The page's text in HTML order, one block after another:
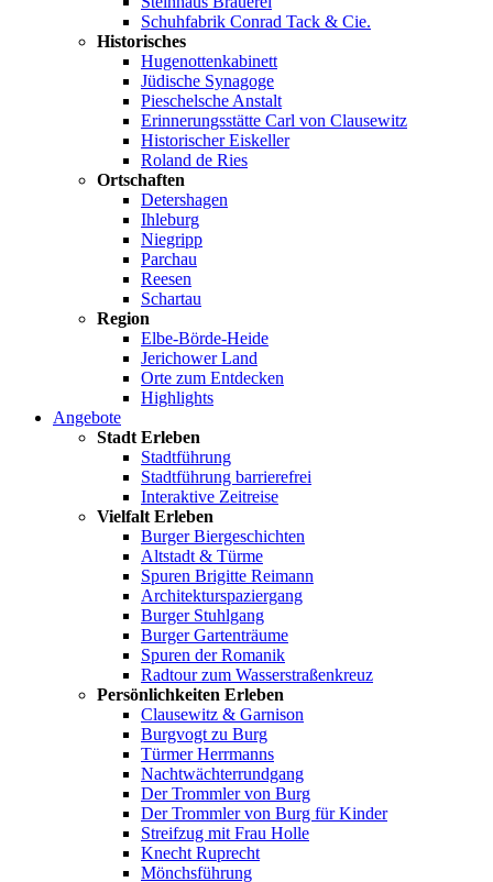
Schuhfabrik Conrad Tack & Cie.
Historisches
Hugenottenkabinett
Jüdische Synagoge
Pieschelsche Anstalt
Erinnerungsstätte Carl von Clausewitz
Historischer Eiskeller
Roland de Ries
Ortschaften
Detershagen
Ihleburg
Niegripp
Parchau
Reesen
Schartau
Region
Elbe-Börde-Heide
Jerichower Land
Orte zum Entdecken
Highlights
Angebote
Stadt Erleben
Stadtführung
Stadtführung barrierefrei
Interaktive Zeitreise
Vielfalt Erleben
Burger Biergeschichten
Altstadt & Türme
Spuren Brigitte Reimann
Architekturspaziergang
Burger Stuhlgang
Burger Gartenträume
Spuren der Romanik
Radtour zum Wasserstraßenkreuz
Persönlichkeiten Erleben
Clausewitz & Garnison
Burgvogt zu Burg
Türmer Herrmanns
Nachtwächterrundgang
Der Trommler von Burg
Der Trommler von Burg für Kinder
Streifzug mit Frau Holle
Knecht Ruprecht
Mönchsführung